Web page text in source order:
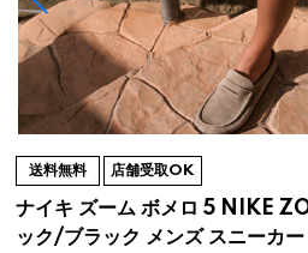
送料無料 店舗受取OK
ナイキ ズーム ボメロ 5 NIKE
ック/ブラック メンズ スニーカ